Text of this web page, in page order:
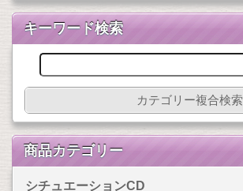
キーワード検索
カテゴリー複合検索
商品カテゴリー
シチュエーションCD